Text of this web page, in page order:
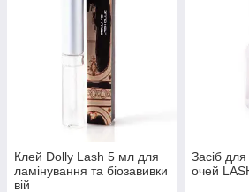
Клей Dolly Lash 5 мл для
ламінування та біозавивки
вій
Засіб для
очей